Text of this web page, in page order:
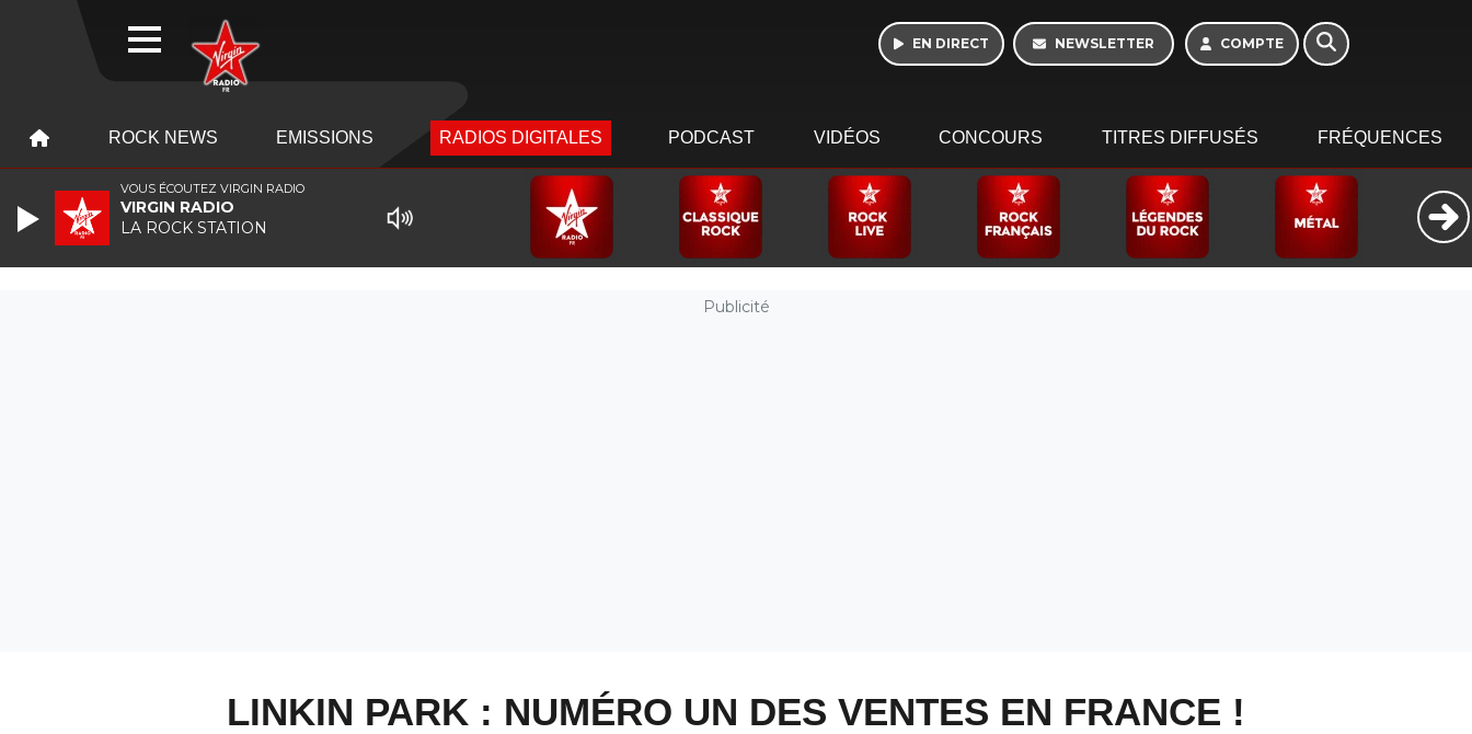
EN DIRECT NEWSLETTER COMPTE
ROCK NEWS EMISSIONS RADIOS DIGITALES PODCAST VIDÉOS CONCOURS TITRES DIFFUSÉS FRÉQUENCES
Publicité
LINKIN PARK : NUMÉRO UN DES VENTES EN FRANCE !
VOUS ÉCOUTEZ VIRGIN RADIO
VIRGIN RADIO
LA ROCK STATION
WEBRADIO
Week-end de 06h à
12h